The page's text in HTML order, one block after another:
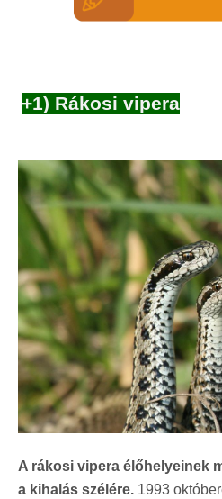
+1) Rákosi vipera
A rákosi vipera élőhelyeinek
a kihalás szélére. 1993